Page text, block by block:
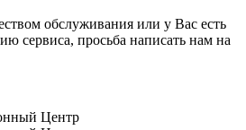
обслуживания или у Вас есть
сервиса, просьба написать нам на